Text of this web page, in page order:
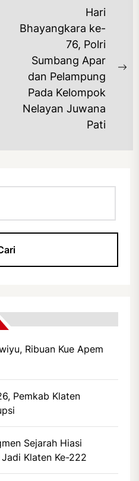
Hari
Bhayangkara ke-
76, Polri
Sumbang Apar
dan Pelampung
Pada Kelompok
Nelayan Juwana
Pati
Ribuan Kue Apem
Pemkab Klaten
Sejarah Hiasi
Klaten Ke-222